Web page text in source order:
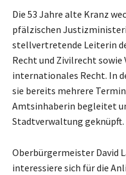
Die 53 Jahre alte Kranz
pfälzischen
stellvertretende Leiterin
Recht und Zivilrecht sowie
internationales Recht. In
sie bereits mehrere
Amtsinhaberin begleitet
Stadtverwaltung geknüpft.
Oberbürgermeister David
interessiere sich für die